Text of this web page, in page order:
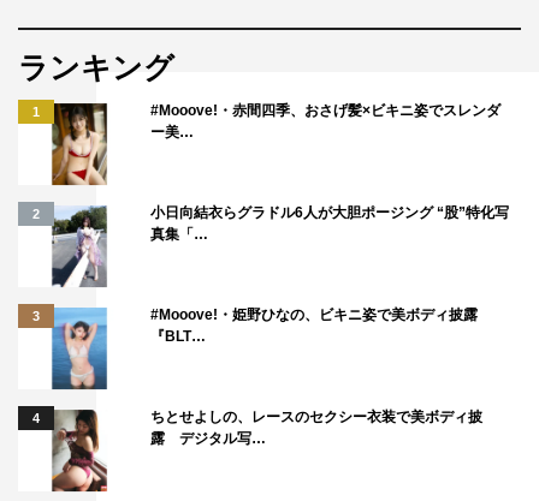
た部分もあって。これまで自分のやってきたラブストーリ
ーとは、ちょっと違う取り組み方をしないと無理だなと思
いつつ。でも、あんまりそんなに考えすぎずに、俺史上最
もラフに丁寧にやった作品かもしれない」と。
そして、「演じることについて、結構深く考え込むタイプ
なんだけど、この作品に関しては視聴者の皆さんに楽な気
持ちで見てほしいと思ってたし、演じ手がラフで楽な気持
ちを持つことが大切な時もあるし。ラフなのに丁寧に作っ
てるって感じが多くの方に伝わればいいなって思いなが
ら、臨みました」と心境を明かした。
両想いになり夢見心地の美己を演じる髙橋は、「11話で松
永さんの部屋の前の廊下で、ドア越しに松永さんに言われ
ランキング
1
#Mooove!・赤間四季、おさげ髪×ビキニ姿でスレンダ
ー美…
2
小日向結衣らグラドル6人が大胆ポージング “股”特化写
真集「…
3
#Mooove!・姫野ひなの、ビキニ姿で美ボディ披露
『BLT…
4
ちとせよしの、レースのセクシー衣装で美ボディ披
露 デジタル写…